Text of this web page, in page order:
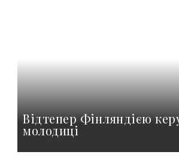
Відтепер Фінляндією
молодиці